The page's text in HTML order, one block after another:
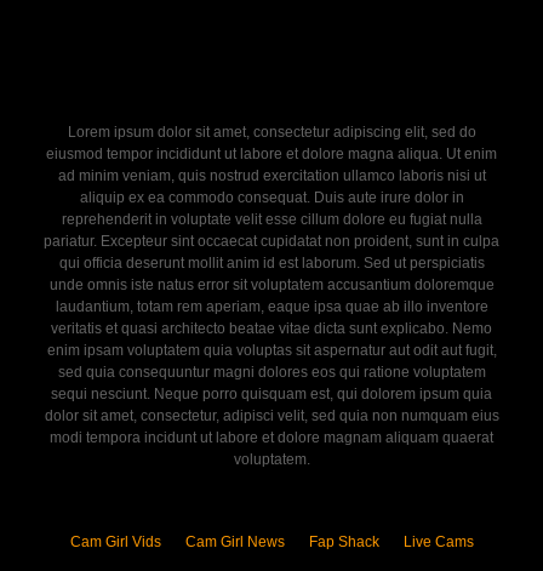
Lorem ipsum dolor sit amet, consectetur adipiscing elit, sed do
eiusmod tempor incididunt ut labore et dolore magna aliqua. Ut enim
ad minim veniam, quis nostrud exercitation ullamco laboris nisi ut
aliquip ex ea commodo consequat. Duis aute irure dolor in
reprehenderit in voluptate velit esse cillum dolore eu fugiat nulla
pariatur. Excepteur sint occaecat cupidatat non proident, sunt in culpa
qui officia deserunt mollit anim id est laborum. Sed ut perspiciatis
unde omnis iste natus error sit voluptatem accusantium doloremque
laudantium, totam rem aperiam, eaque ipsa quae ab illo inventore
veritatis et quasi architecto beatae vitae dicta sunt explicabo. Nemo
enim ipsam voluptatem quia voluptas sit aspernatur aut odit aut fugit,
sed quia consequuntur magni dolores eos qui ratione voluptatem
sequi nesciunt. Neque porro quisquam est, qui dolorem ipsum quia
dolor sit amet, consectetur, adipisci velit, sed quia non numquam eius
modi tempora incidunt ut labore et dolore magnam aliquam quaerat
voluptatem.
Cam Girl Vids Cam Girl News Fap Shack Live Cams